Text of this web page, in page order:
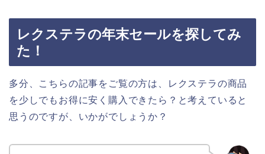
レクステラの年末セールを探してみ
た！
多分、こちらの記事をご覧の方は、レクステラの商品
を少しでもお得に安く購入できたら？と考えていると
思うのですが、いかがでしょうか？